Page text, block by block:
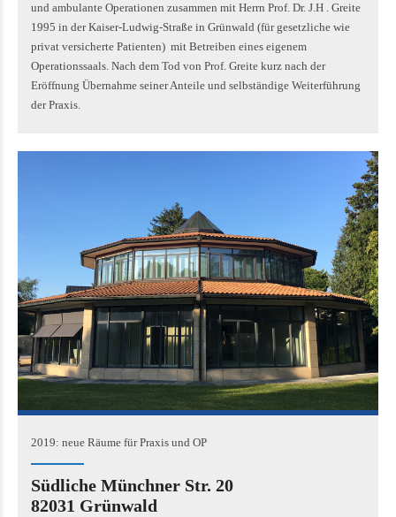
und ambulante Operationen zusammen mit Herrn Prof. Dr. J.H . Greite
1995 in der Kaiser-Ludwig-Straße in Grünwald (für gesetzliche wie
privat versicherte Patienten) mit Betreiben eines eigenem
Operationssaals. Nach dem Tod von Prof. Greite kurz nach der
Eröffnung Übernahme seiner Anteile und selbständige Weiterführung
der Praxis.
2019: neue Räume für Praxis und OP
Südliche Münchner Str. 20
82031 Grünwald